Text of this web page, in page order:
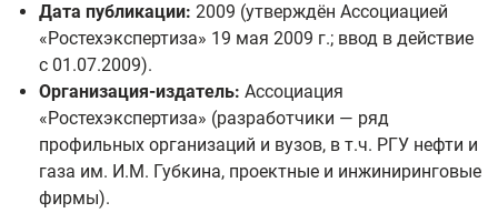
Дата публикации: 2009 (утверждён Ассоциацией
«Ростехэкспертиза» 19 мая 2009 г.; ввод в действие
с 01.07.2009).
Организация-издатель: Ассоциация
«Ростехэкспертиза» (разработчики — ряд
профильных организаций и вузов, в т.ч. РГУ нефти и
газа им. И.М. Губкина, проектные и инжиниринговые
фирмы).